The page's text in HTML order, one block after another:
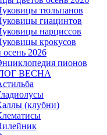
тюльпанов
гиацинтов
нарциссов
крокусов
2026
пионов
ВЕСНА
(клубни)